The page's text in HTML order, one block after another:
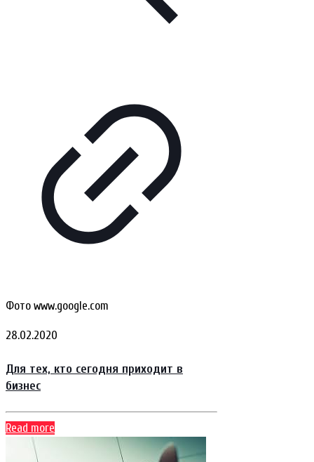
Фото www.google.com
28.02.2020
Для тех, кто сегодня приходит в
бизнес
Read more